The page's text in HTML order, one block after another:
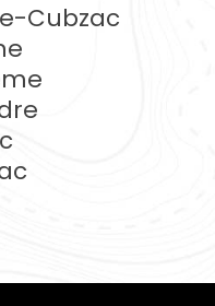
Cubzac